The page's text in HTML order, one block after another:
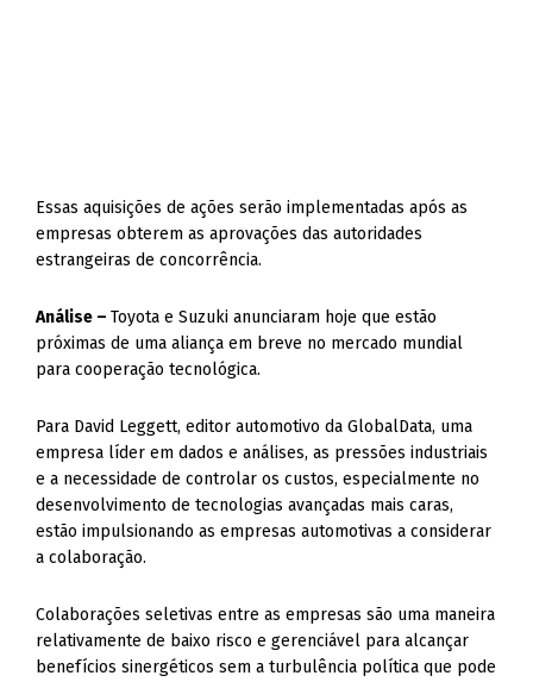
Essas aquisições de ações serão implementadas após as
empresas obterem as aprovações das autoridades
estrangeiras de concorrência.
Análise –Toyota e Suzuki anunciaram hoje que estão
próximas de uma aliança em breve no mercado mundial
para cooperação tecnológica.
Para David Leggett, editor automotivo da GlobalData, uma
empresa líder em dados e análises, as pressões industriais
e a necessidade de controlar os custos, especialmente no
desenvolvimento de tecnologias avançadas mais caras,
estão impulsionando as empresas automotivas a considerar
a colaboração.
Colaborações seletivas entre as empresas são uma maneira
relativamente de baixo risco e gerenciável para alcançar
benefícios sinergéticos sem a turbulência política que pode